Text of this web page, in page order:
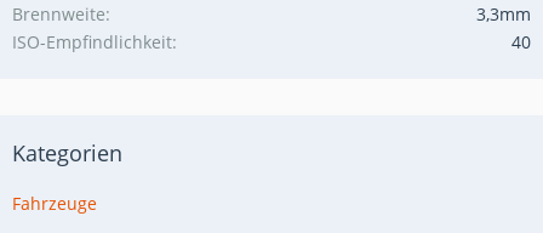
Brennweite
3,3mm
ISO-Empfindlichkeit
40
Kategorien
Fahrzeuge